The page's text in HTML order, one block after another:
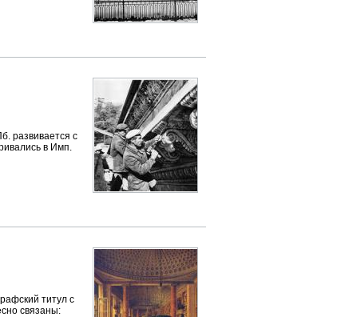
с
в Имп.
титул с
связаны: